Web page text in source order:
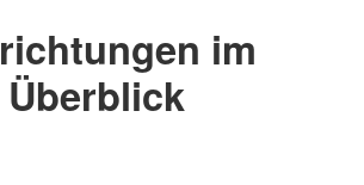
im
Überblick